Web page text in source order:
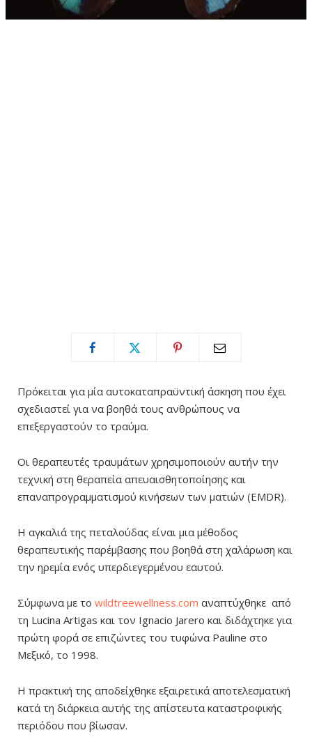
Πρόκειται για μία αυτοκαταπραϋντική άσκηση που έχει
σχεδιαστεί για να βοηθά τους ανθρώπους να
επεξεργαστούν το τραύμα.
Οι θεραπευτές τραυμάτων χρησιμοποιούν αυτήν την
τεχνική στη θεραπεία απευαισθητοποίησης και
επαναπρογραμματισμού κινήσεων των ματιών (EMDR).
Η αγκαλιά της πεταλούδας είναι μια μέθοδος
θεραπευτικής παρέμβασης που βοηθά στη χαλάρωση και
την ηρεμία ενός υπερδιεγερμένου εαυτού.
Σύμφωνα με το wildtreewellness.com αναπτύχθηκε από
τη Lucina Artigas και τον Ignacio Jarero και διδάχτηκε για
πρώτη φορά σε επιζώντες του τυφώνα Pauline στο
Μεξικό, το 1998.
Η πρακτική της αποδείχθηκε εξαιρετικά αποτελεσματική
κατά τη διάρκεια αυτής της απίστευτα καταστροφικής
περιόδου που βίωσαν.